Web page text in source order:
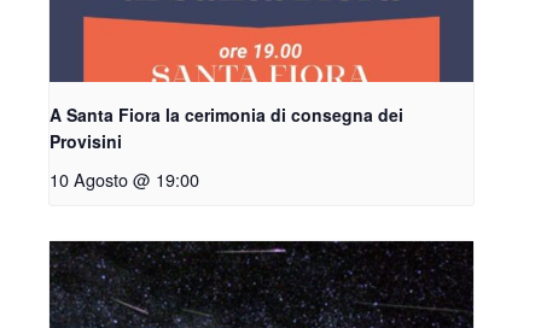
A Santa Fiora la cerimonia di consegna dei
Provisini
10 Agosto @ 19:00